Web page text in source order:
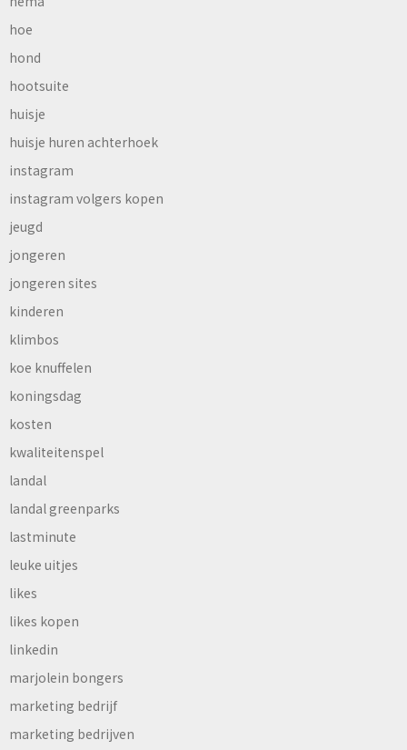
hoe
hond
hootsuite
huisje
huisje huren achterhoek
instagram
instagram volgers kopen
jeugd
jongeren
jongeren sites
kinderen
klimbos
koe knuffelen
koningsdag
kosten
kwaliteitenspel
landal
landal greenparks
lastminute
leuke uitjes
likes
likes kopen
linkedin
marjolein bongers
marketing bedrijf
marketing bedrijven